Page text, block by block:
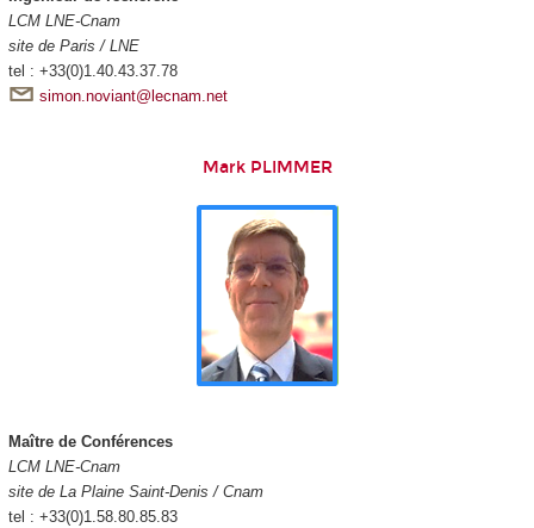
LCM LNE-Cnam
site de Paris / LNE
tel : +33(0)1.40.43.37.78
simon.noviant@lecnam.net
Mark PLIMMER
Maître de Conférences
LCM LNE-Cnam
site de La Plaine Saint-Denis / Cnam
tel : +33(0)1.58.80.85.83